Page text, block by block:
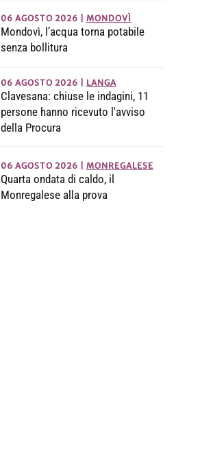
06 AGOSTO 2026 MONDOVÌ
Mondovì, l’acqua torna potabile
senza bollitura
06 AGOSTO 2026 LANGA
Clavesana: chiuse le indagini, 11
persone hanno ricevuto l'avviso
della Procura
06 AGOSTO 2026 MONREGALESE
Quarta ondata di caldo, il
Monregalese alla prova